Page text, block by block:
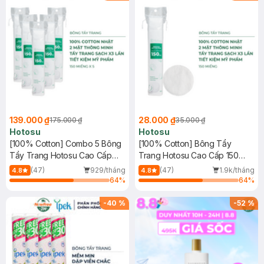
139.000 ₫175.000 ₫
Hotosu
[100% Cotton] Combo 5 Bông
Tẩy Trang Hotosu Cao Cấp
150 Miếng
4.8 (47)
929/tháng
64%
28.000 ₫35.000 ₫
Hotosu
[100% Cotton] Bông Tẩy
Trang Hotosu Cao Cấp 150
Miếng
4.8 (47)
1.9k/tháng
64%
-40 % -52%